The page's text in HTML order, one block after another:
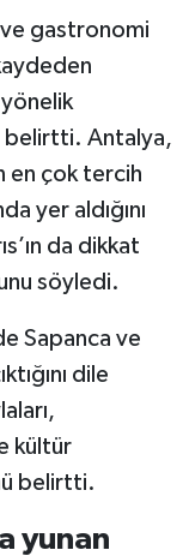
gastronomi
belirtti. Antalya,
en çok tercih
yer aldığını
da dikkat
söyledi.
Sapanca ve
dile
kültür
belirtti.
yunan